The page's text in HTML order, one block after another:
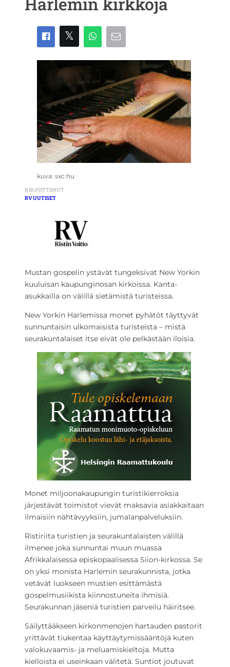
kuva: sxc.hu
KIRJOITTANUT
RV UUTISET
Mustan gospelin ystävät tungeksivat New Yorkin
kuuluisan kaupunginosan kirkoissa. Kanta-
asukkailla on välillä sietämistä turisteissa.
New Yorkin Harlemissa monet pyhätöt täyttyvät
sunnuntaisin ulkomaisista turisteista – mistä
seurakuntalaiset itse eivät ole pelkästään iloisia.
Monet miljoonakaupungin turistikierroksia
järjestävät toimistot vievät maksavia asiakkaitaan
ilmaisiin nähtävyyksiin, jumalanpalveluksiin.
Ristiriita turistien ja seurakuntalaisten välillä
ilmenee joka sunnuntai muun muassa
Afrikkalaisessa episkopaalisessa Siion-kirkossa. Se
on yksi monista Harlemin seurakunnista, jotka
vetävät luokseen mustien esittämästä
gospelmusiikista kiinnostuneita ihmisiä.
Seurakunnan jäseniä turistien parveilu häiritsee.
Säilyttääkseen kirkonmenojen hartauden pastorit
yrittävät tiukentaa käyttäytymissääntöjä kuten
valokuvaamis- ja meluamiskieltoja. Mutta
kielloista ei useinkaan välitetä. Suntiot joutuvat